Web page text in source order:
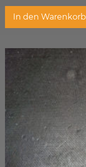
In den Warenkorb